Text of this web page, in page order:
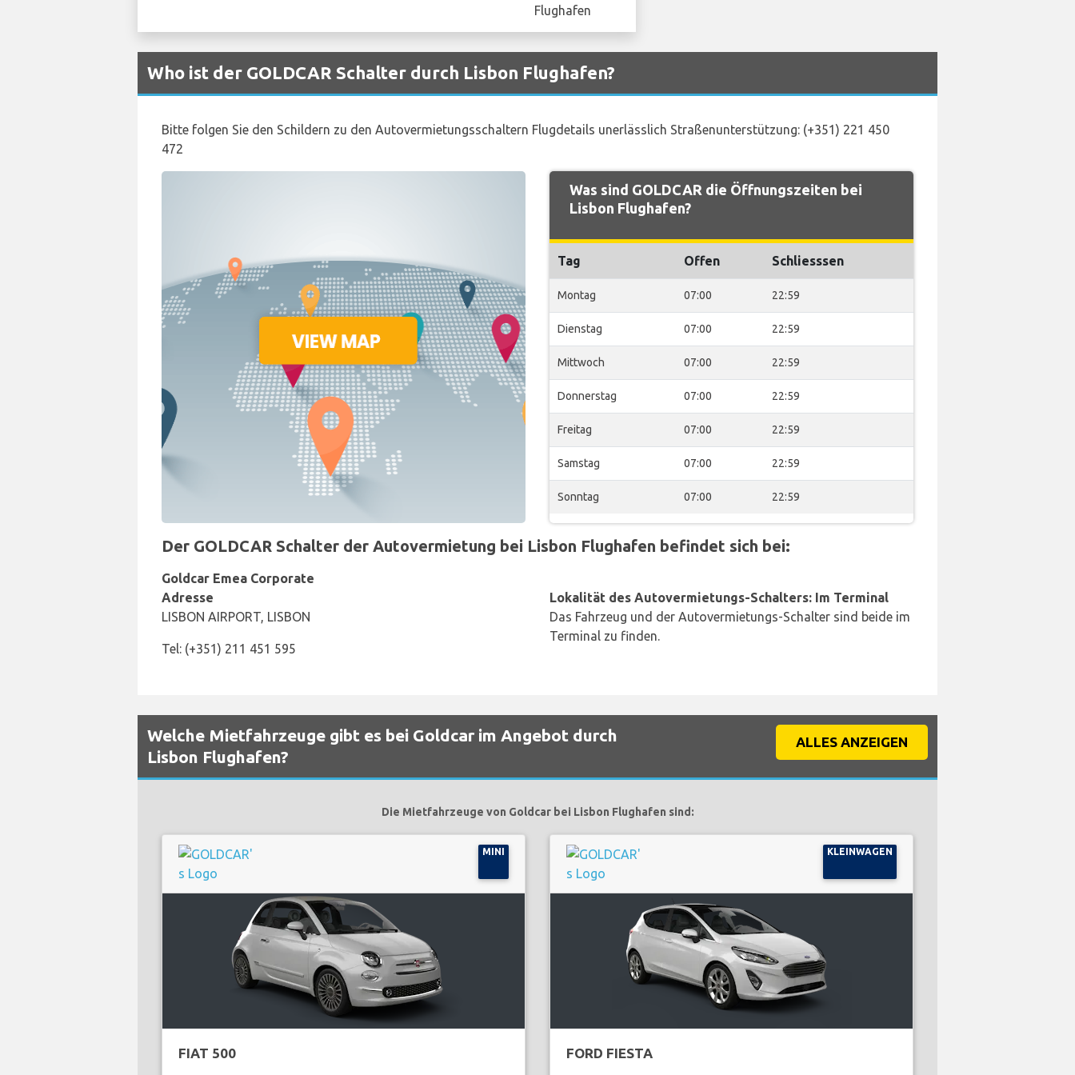
Who ist der GOLDCAR Schalter durch Lisbon Flughafen?
Bitte folgen Sie den Schildern zu den Autovermietungsschaltern Flugdetails unerlässlich Straßenunterstützung: (+351) 221 450
472
Was sind GOLDCAR die Öffnungszeiten bei
Lisbon Flughafen?
Tag Offen Schliesssen
Montag 07:00 22:59
Dienstag 07:00 22:59
Mittwoch 07:00 22:59
Donnerstag 07:00 22:59
Freitag 07:00 22:59
Samstag 07:00 22:59
Sonntag 07:00 22:59
Der GOLDCAR Schalter der Autovermietung bei Lisbon Flughafen befindet sich bei:
Goldcar Emea Corporate
Adresse
LISBON AIRPORT, LISBON
Tel: (+351) 211 451 595
Lokalität des Autovermietungs-Schalters: Im Terminal
Das Fahrzeug und der Autovermietungs-Schalter sind beide im
Terminal zu finden.
Welche Mietfahrzeuge gibt es bei Goldcar im Angebot durch
Lisbon Flughafen?
ALLES ANZEIGEN
Die Mietfahrzeuge von Goldcar bei Lisbon Flughafen sind:
MINI
FIAT 500
KLEINWAGEN
FORD FIESTA